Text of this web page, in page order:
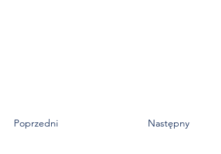
Poprzedni Następny